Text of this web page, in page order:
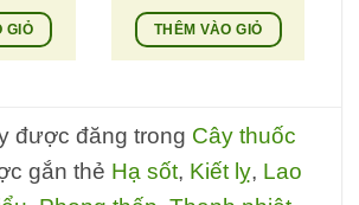
GIỎ THÊM VÀO GIỎ
được đăng trong Cây thuốc
gắn thẻ Hạ sốt, Kiết lỵ, Lao